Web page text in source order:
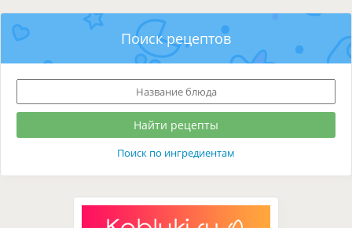
Поиск рецептов
Поиск по ингредиентам